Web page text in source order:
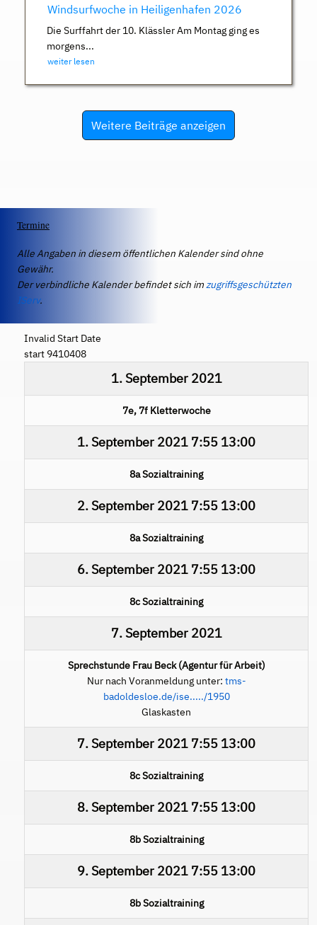
Windsurfwoche in Heiligenhafen 2026
Die Surffahrt der 10. Klässler Am Montag ging es
morgens...
weiter lesen
Weitere Beiträge anzeigen
Termine
Alle Angaben in diesem öffentlichen Kalender sind ohne
Gewähr.
Der verbindliche Kalender befindet sich imzugriffsgeschützten
IServ.
Invalid Start Date
start 9410408
1. September 2021
7e, 7f Kletterwoche
1. September 2021 7:55 13:00
8a Sozialtraining
2. September 2021 7:55 13:00
8a Sozialtraining
6. September 2021 7:55 13:00
8c Sozialtraining
7. September 2021
Sprechstunde Frau Beck (Agentur für Arbeit)
Nur nach Voranmeldung unter: tms-
badoldesloe.de/ise...../1950
Glaskasten
7. September 2021 7:55 13:00
8c Sozialtraining
8. September 2021 7:55 13:00
8b Sozialtraining
9. September 2021 7:55 13:00
8b Sozialtraining